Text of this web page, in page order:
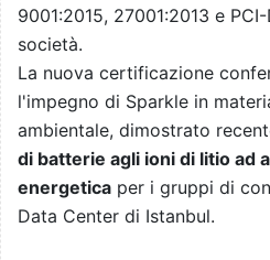
9001:2015, 27001:2013 e
società.
La nuova certificazione
l'impegno di Sparkle in
ambientale, dimostrato
di batterie agli ioni di litio ad
energetica per i gruppi di
Data Center di Istanbul.